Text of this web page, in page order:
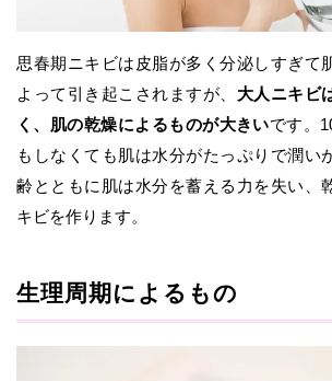
思春期ニキビは皮脂が多く分泌しすぎて
よって引き起こされますが、 大人ニキビ
く、肌の乾燥によるものが大きいです。
もしなくても肌は水分がたっぷりで潤い
齢とともに肌は水分を蓄える力を失い、
キビを作ります。
生理周期によるもの